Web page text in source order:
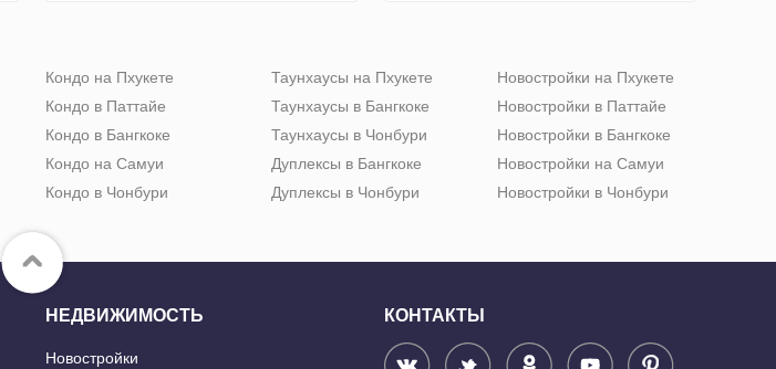
Кондо на Пхукете
Кондо в Паттайе
Кондо в Бангкоке
Кондо на Самуи
Кондо в Чонбури
Таунхаусы на Пхукете
Таунхаусы в Бангкоке
Таунхаусы в Чонбури
Дуплексы в Бангкоке
Дуплексы в Чонбури
Новостройки на Пхукете
Новостройки в Паттайе
Новостройки в Бангкоке
Новостройки на Самуи
Новостройки в Чонбури
НЕДВИЖИМОСТЬ
Новостройки
КОНТАКТЫ